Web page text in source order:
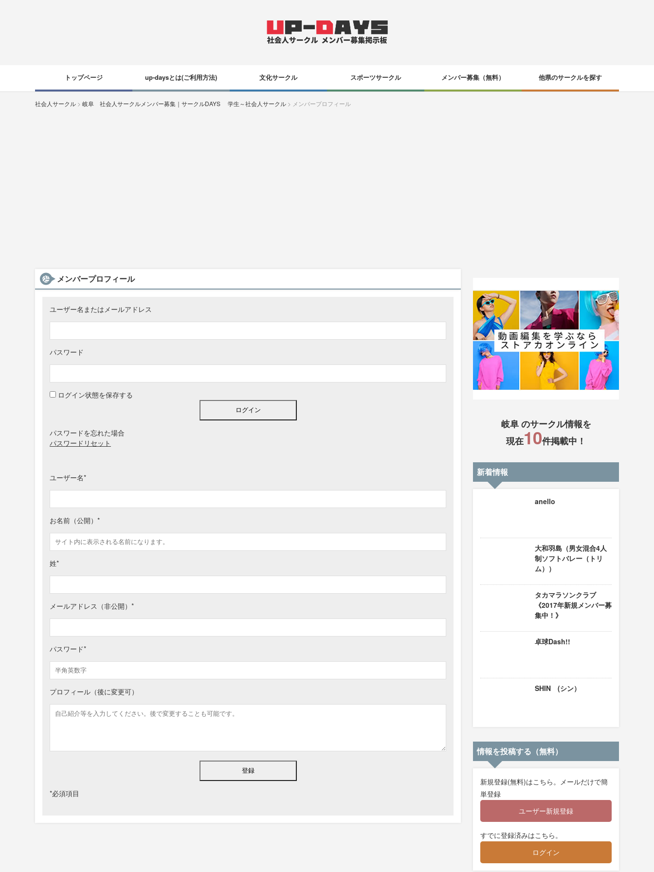
トップページ up-daysとは(ご利用方法) 文化サークル スポーツサークル メンバー募集（無料） 他県のサークルを探す
社会人サークル > 岐阜 社会人サークルメンバー募集｜サークルDAYS 学生～社会人サークル > メンバープロフィール
メンバープロフィール
ユーザー名またはメールアドレス
パスワード
Alternative:
ログイン状態を保存する
パスワードを忘れた場合
パスワードリセット
ユーザー名*
お名前（公開） *
姓*
メールアドレス（非公開） *
パスワード*
プロフィール（後に変更可）
*必須項目
岐阜 のサークル情報を
現在10件掲載中！
新着情報
anello
大和羽島（男女混合4人
制ソフトバレー（トリ
ム））
タカマラソンクラブ
《2017年新規メンバー募
集中！》
卓球Dash!!
SHIN (シン）
情報を投稿する（無料）
新規登録(無料)はこちら。メールだけで簡
単登録
ユーザー新規登録
すでに登録済みはこちら。
ログイン